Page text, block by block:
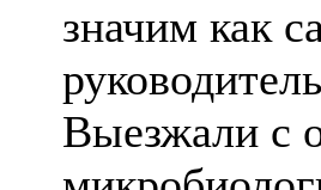
значим как
Выезжали с